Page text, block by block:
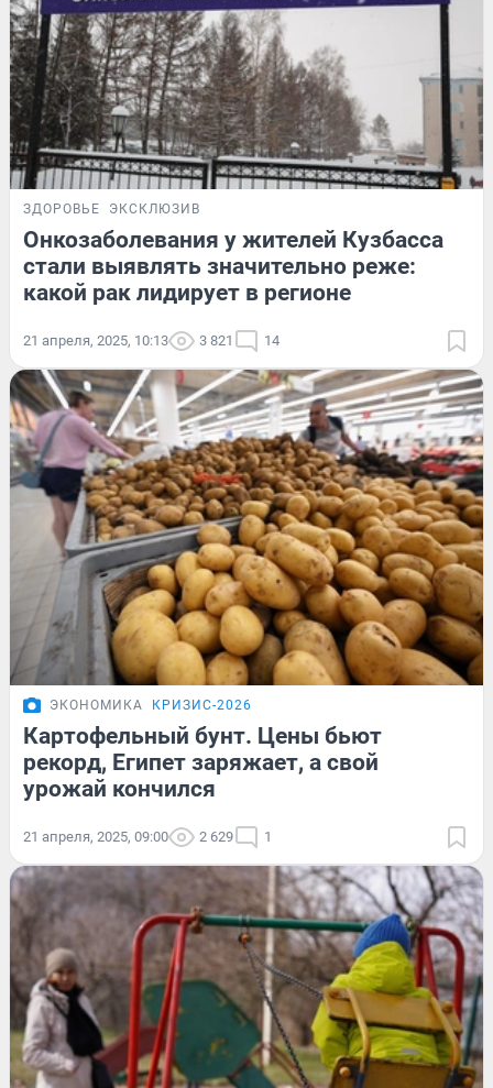
ЗДОРОВЬЕ ЭКСКЛЮЗИВ
Онкозаболевания у жителей Кузбасса
стали выявлять значительно реже:
какой рак лидирует в регионе
21 апреля, 2025, 10:13 3 821 14
ЭКОНОМИКА КРИЗИС-2026
Картофельный бунт. Цены бьют
рекорд, Египет заряжает, а свой
урожай кончился
21 апреля, 2025, 09:00 2 629 1